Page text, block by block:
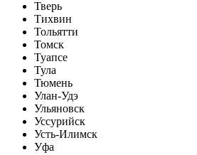
Тверь
Тихвин
Тольятти
Томск
Туапсе
Тула
Тюмень
Улан-Удэ
Ульяновск
Уссурийск
Усть-Илимск
Уфа